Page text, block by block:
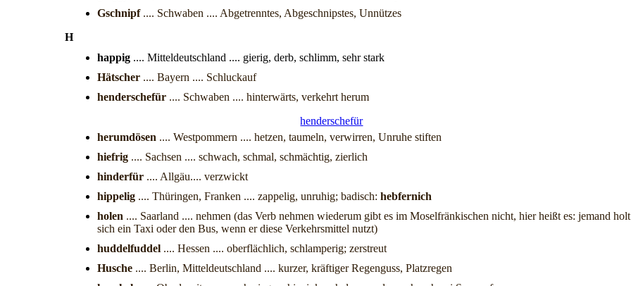
Gschnipf.... Schwaben .... Abgetrenntes, Abgeschnipstes, Unnützes
H
happig .... Mitteldeutschland .... gierig, derb, schlimm, sehr stark
Hätscher .... Bayern .... Schluckauf
henderschefür .... Schwaben .... hinterwärts, verkehrt herum
henderschefür
herumdösen .... Westpommern .... hetzen, taumeln, verwirren, Unruhe stiften
hiefrig .... Sachsen .... schwach, schmal, schmächtig, zierlich
hinderfür .... Allgäu.... verzwickt
hippelig .... Thüringen, Franken .... zappelig, unruhig; badisch: hebfernich
holen .... Saarland .... nehmen (das Verb nehmen wiederum gibt es im Moselfränkischen nicht, hier heißt es: jemand holt
sich ein Taxi oder den Bus, wenn er diese Verkehrsmittel nutzt)
huddelfuddel .... Hessen .... oberflächlich, schlamperig; zerstreut
Husche .... Berlin, Mitteldeutschland .... kurzer, kräftiger Regenguss, Platzregen